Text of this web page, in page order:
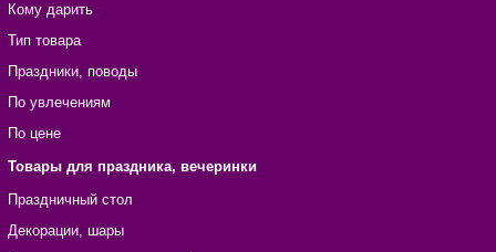
Кому дарить
Тип товара
Праздники, поводы
По увлечениям
По цене
Товары для праздника, вечеринки
Праздничный стол
Декорации, шары